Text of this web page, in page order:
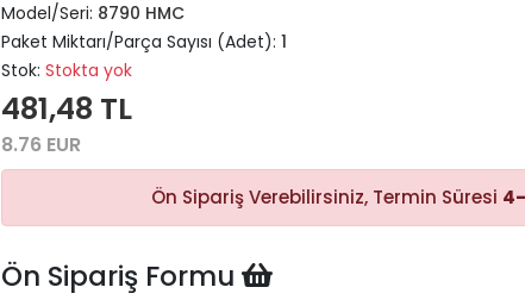
Model/Seri: 8790 HMC
Paket Miktarı/Parça Sayısı (Adet): 1
Stok: Stokta yok
481,48 TL
8.76 EUR
Ön Sipariş Verebilirsiniz, Termin Süresi
Ön Sipariş Formu
ekleyerek
adımına